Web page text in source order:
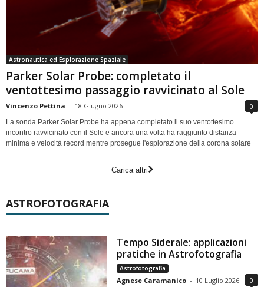
Astronautica ed Esplorazione Spaziale
Parker Solar Probe: completato il
ventottesimo passaggio ravvicinato al Sole
Vincenzo Pettina - 18 Giugno 2026 0
La sonda Parker Solar Probe ha appena completato il suo ventottesimo
incontro ravvicinato con il Sole e ancora una volta ha raggiunto distanza
minima e velocità record mentre prosegue l'esplorazione della corona solare
Carica altri
ASTROFOTOGRAFIA
Tempo Siderale: applicazioni
pratiche in Astrofotografia
Astrofotografia
Agnese Caramanico - 10 Luglio 2026 0